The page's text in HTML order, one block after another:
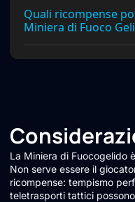
Quali ricompense
Miniera di Fuoco
La Miniera di Fuocogelido
Non serve essere il
ricompense: tempismo
teletrasporti tattici